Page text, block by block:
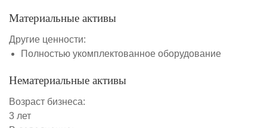
Материальные активы
Другие ценности:
Полностью укомплектованное оборудование
Нематериальные активы
Возраст бизнеса:
3 лет